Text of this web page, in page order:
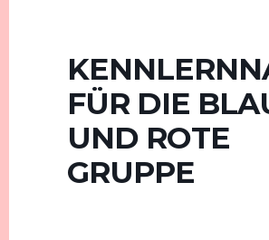
FÜR DIE
UND ROTE
GRUPPE